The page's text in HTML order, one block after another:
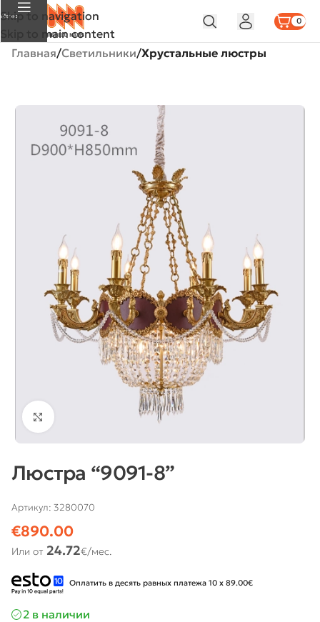
Skip to navigation
Skip to main content
Меню 0
Главная Светильники Хрустальные люстры
Нажмите, чтобы увеличить
Люстра “9091-8”
Артикул: 3280070
€890.00
Или от 24.72€/мес.
Оплатить в десять равных платежа 10 x 89.00€
2 в наличии